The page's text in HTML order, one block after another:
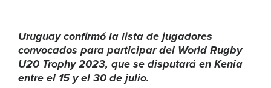
Uruguay confirmó la lista de jugadores
convocados para participar del World Rugby
U20 Trophy 2023, que se disputará en Kenia
entre el 15 y el 30 de julio.